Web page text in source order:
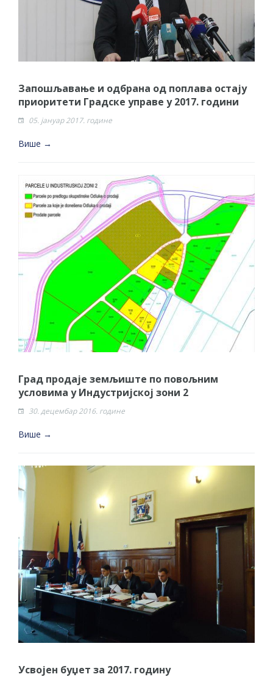
Запошљавање и одбрана од поплава остају
приоритети Градске управе у 2017. години
05. јануар 2017. године
Више →
Град продаје земљиште по повољним
условима у Индустријској зони 2
30. децембар 2016. године
Више →
Усвојен буџет за 2017. годину